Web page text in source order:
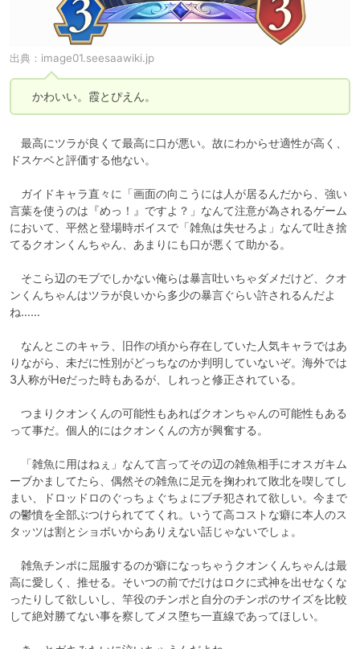
出典： image01.seesaawiki.jp
かわいい。霞とぴえん。
最高にツラが良くて最高に口が悪い。故にわからせ適性が高く、
ドスケベと評価する他ない。
ガイドキャラ直々に「画面の向こうには人が居るんだから、強い
言葉を使うのは『めっ！』ですよ？」なんて注意が為されるゲーム
において、平然と登場時ボイスで「雑魚は失せろよ」なんて吐き捨
てるクオンくんちゃん、あまりにも口が悪くて助かる。
そこら辺のモブでしかない俺らは暴言吐いちゃダメだけど、クオ
ンくんちゃんはツラが良いから多少の暴言ぐらい許されるんだよ
ね……
なんとこのキャラ、旧作の頃から存在していた人気キャラではあ
りながら、未だに性別がどっちなのか判明していないぞ。海外では
3人称がHeだった時もあるが、しれっと修正されている。
つまりクオンくんの可能性もあればクオンちゃんの可能性もある
って事だ。個人的にはクオンくんの方が興奮する。
「雑魚に用はねぇ」なんて言ってその辺の雑魚相手にオスガキム
ーブかましてたら、偶然その雑魚に足元を掬われて敗北を喫してし
まい、ドロッドロのぐっちょぐちょにブチ犯されて欲しい。今まで
の鬱憤を全部ぶつけられててくれ。いうて高コストな癖に本人のス
タッツは割とショボいからありえない話じゃないでしょ。
雑魚チンポに屈服するのが癖になっちゃうクオンくんちゃんは最
高に愛しく、推せる。そいつの前でだけはロクに式神を出せなくな
ったりして欲しいし、竿役のチンポと自分のチンポのサイズを比較
して絶対勝てない事を察してメス堕ち一直線であってほしい。